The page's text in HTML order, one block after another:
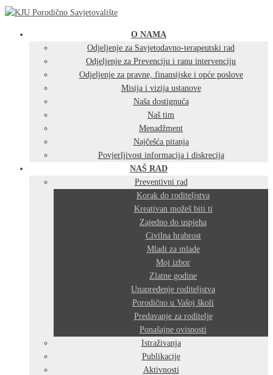
O NAMA
Odjeljenje za Savjetodavno-terapeutski rad
Odjeljenje za Prevenciju i ranu intervenciju
Odjeljenje za pravne, finansijske i opće poslove
Misija i vizija ustanove
Naša dostignuća
Naš tim
Menadžment
Najčešća pitanja
Povjerljivost informacija i diskrecija
NAŠ RAD
Preventivni rad
Korak do roditeljstva
Kreativan možeš biti ti
Zajedno do uspjeha
Civilna hrabrost
Mladi za mlade
Moj izbor
Zlatne godine
Unapređenje roditeljstva
Porodično u Vašoj školi
Predavanje za roditelje
Ponašajne ovisnosti
Istraživanja
Publikacije
Aktivnosti